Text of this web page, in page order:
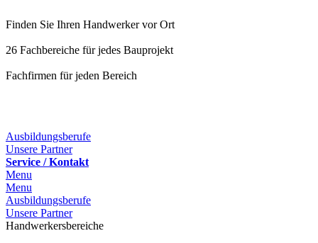
Finden Sie Ihren Handwerker vor Ort
26 Fachbereiche für jedes Bauprojekt
Fachfirmen für jeden Bereich
Ausbildungsberufe
Unsere Partner
Service / Kontakt
Menu
Menu
Ausbildungsberufe
Unsere Partner
Handwerkersbereiche